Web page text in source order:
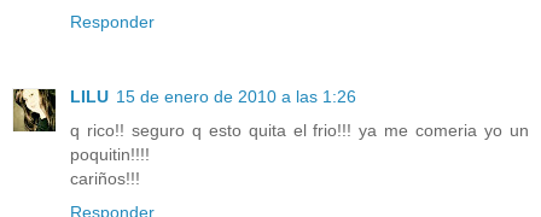
Responder
LILU 15 de enero de 2010 a las 1:26
q rico!! seguro q esto quita el frio!!! ya me comeria yo un
poquitin!!!!
cariños!!!
Responder